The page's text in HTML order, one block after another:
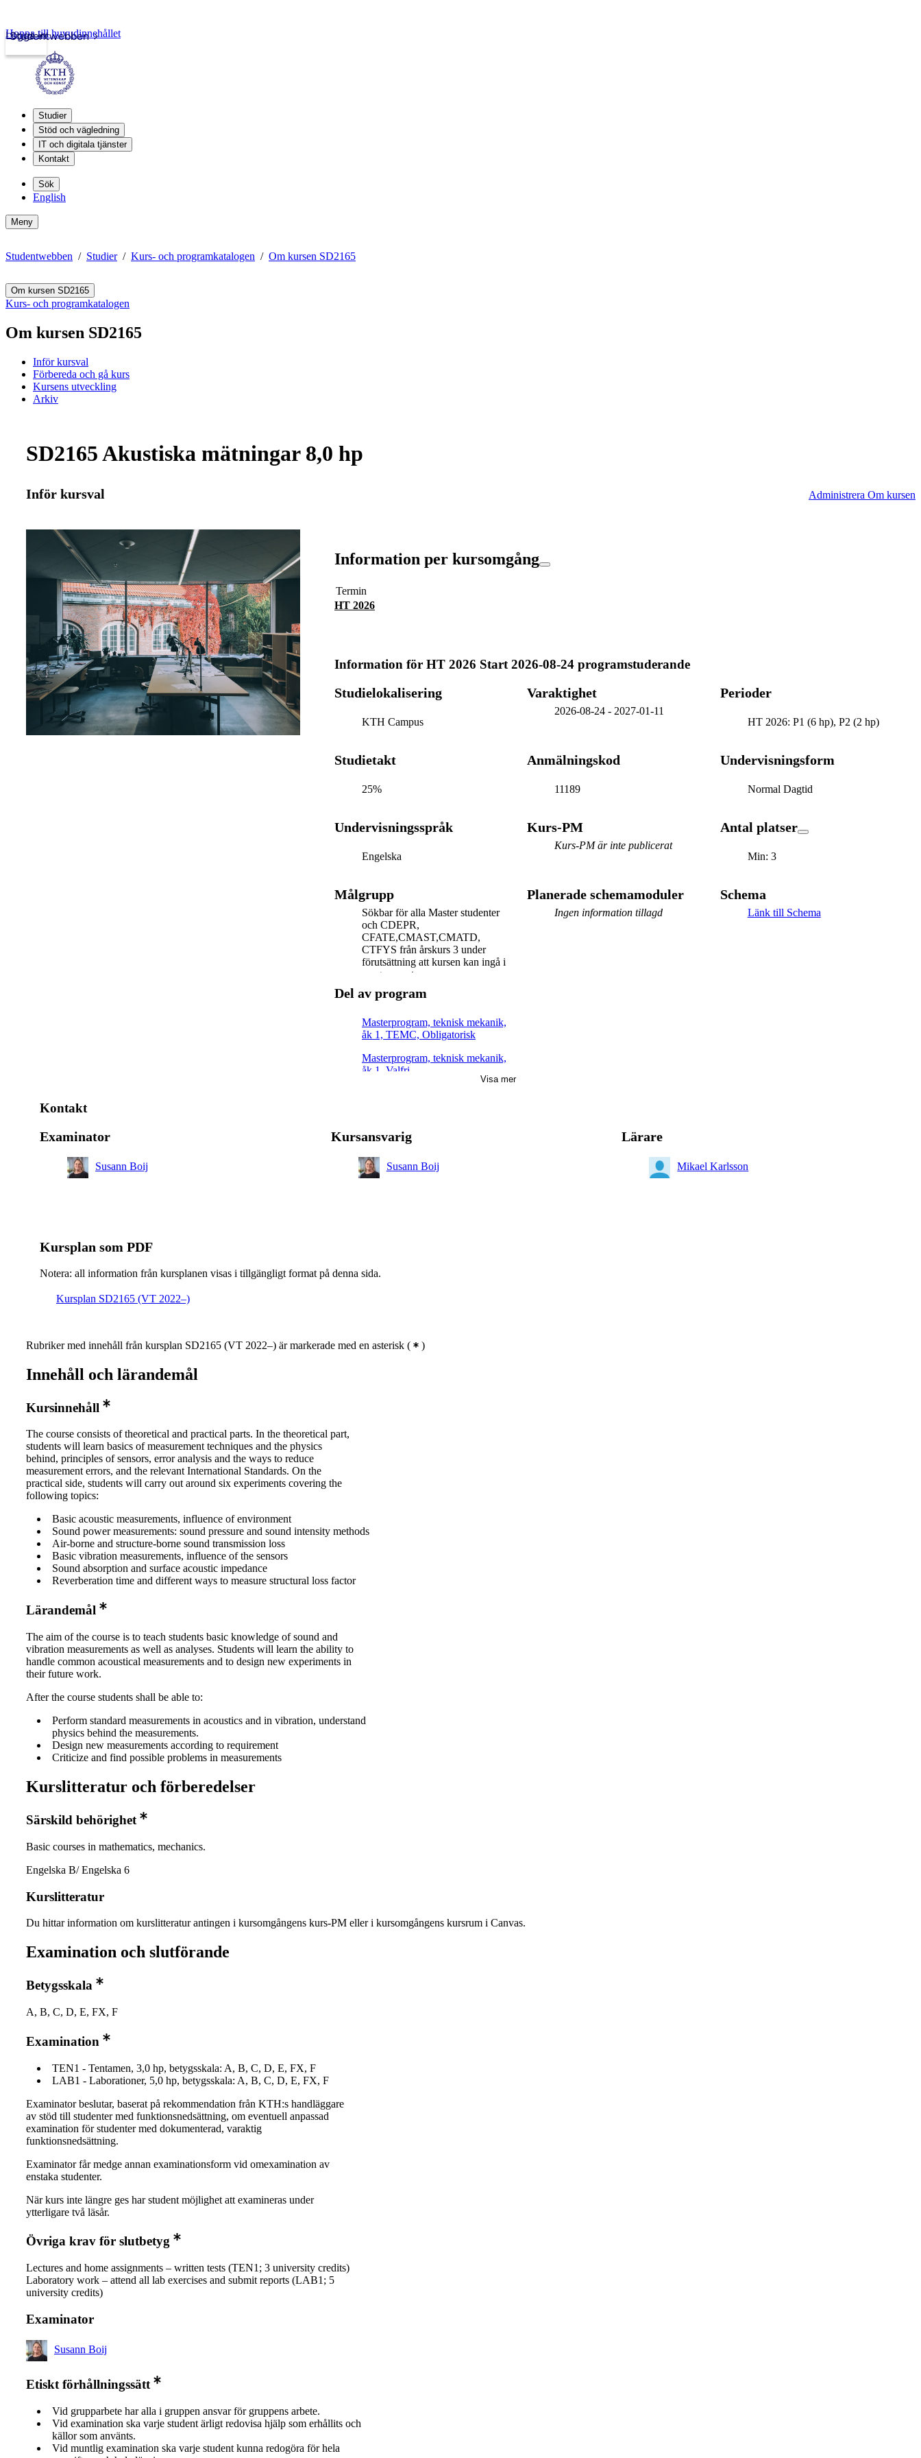
Studentwebben
Logga in
Hoppa till huvudinnehållet
Studier
Stöd och vägledning
IT och digitala tjänster
Kontakt
Sök
English
Meny
Studentwebben Studier Kurs- och programkatalogen Om kursen SD2165
Om kursen SD2165
Kurs- och programkatalogen
Om kursen SD2165
Inför kursval
Förbereda och gå kurs
Kursens utveckling
Arkiv
SD2165 Akustiska mätningar 8,0 hp
Inför kursval Administrera Om kursen
Information per kursomgång
Termin
HT 2026
Information för HT 2026 Start 2026-08-24 programstuderande
Studielokalisering
KTH Campus
Varaktighet
2026-08-24 - 2027-01-11
Perioder
HT 2026: P1 (6 hp), P2 (2 hp)
Studietakt
25%
Anmälningskod
11189
Undervisningsform
Normal Dagtid
Undervisningsspråk
Engelska
Kurs-PM
Kurs-PM är inte publicerat
Antal platser
Min: 3
Målgrupp
Sökbar för alla Master studenter
och CDEPR,
CFATE,CMAST,CMATD,
CTFYS från årskurs 3 under
förutsättning att kursen kan ingå i
programmet.
Planerade schemamoduler
Ingen information tillagd
Schema
Länk till Schema
Del av program
Masterprogram, teknisk mekanik,
åk 1, TEMC, Obligatorisk
Masterprogram, teknisk mekanik,
åk 1, Valfri
Visa mer
Kontakt
Examinator
Susann Boij
Kursansvarig
Susann Boij
Lärare
Mikael Karlsson
Kursplan som PDF
Notera: all information från kursplanen visas i tillgängligt format på denna sida.
Kursplan SD2165 (VT 2022–)
Rubriker med innehåll från kursplan SD2165 (VT 2022–) är markerade med en asterisk ( )
Innehåll och lärandemål
Kursinnehåll
The course consists of theoretical and practical parts. In the theoretical part,
students will learn basics of measurement techniques and the physics
behind, principles of sensors, error analysis and the ways to reduce
measurement errors, and the relevant International Standards. On the
practical side, students will carry out around six experiments covering the
following topics:
Basic acoustic measurements, influence of environment
Sound power measurements: sound pressure and sound intensity methods
Air-borne and structure-borne sound transmission loss
Basic vibration measurements, influence of the sensors
Sound absorption and surface acoustic impedance
Reverberation time and different ways to measure structural loss factor
Lärandemål
The aim of the course is to teach students basic knowledge of sound and
vibration measurements as well as analyses. Students will learn the ability to
handle common acoustical measurements and to design new experiments in
their future work.
After the course students shall be able to:
Perform standard measurements in acoustics and in vibration, understand
physics behind the measurements.
Design new measurements according to requirement
Criticize and find possible problems in measurements
Kurslitteratur och förberedelser
Särskild behörighet
Basic courses in mathematics, mechanics.
Engelska B/ Engelska 6
Kurslitteratur
Du hittar information om kurslitteratur antingen i kursomgångens kurs-PM eller i kursomgångens kursrum i Canvas.
Examination och slutförande
Betygsskala
A, B, C, D, E, FX, F
Examination
TEN1 - Tentamen, 3,0 hp, betygsskala: A, B, C, D, E, FX, F
LAB1 - Laborationer, 5,0 hp, betygsskala: A, B, C, D, E, FX, F
Examinator beslutar, baserat på rekommendation från KTH:s handläggare
av stöd till studenter med funktionsnedsättning, om eventuell anpassad
examination för studenter med dokumenterad, varaktig
funktionsnedsättning.
Examinator får medge annan examinationsform vid omexamination av
enstaka studenter.
När kurs inte längre ges har student möjlighet att examineras under
ytterligare två läsår.
Övriga krav för slutbetyg
Lectures and home assignments – written tests (TEN1; 3 university credits)
Laboratory work – attend all lab exercises and submit reports (LAB1; 5
university credits)
Examinator
Susann Boij
Etiskt förhållningssätt
Vid grupparbete har alla i gruppen ansvar för gruppens arbete.
Vid examination ska varje student ärligt redovisa hjälp som erhållits och
källor som använts.
Vid muntlig examination ska varje student kunna redogöra för hela